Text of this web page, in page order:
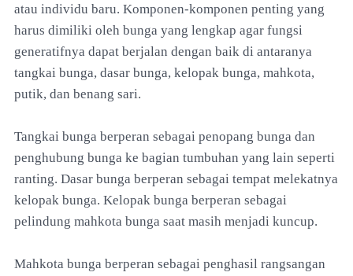
atau individu baru. Komponen-komponen penting yang
harus dimiliki oleh bunga yang lengkap agar fungsi
generatifnya dapat berjalan dengan baik di antaranya
tangkai bunga, dasar bunga, kelopak bunga, mahkota,
putik, dan benang sari.
Tangkai bunga berperan sebagai penopang bunga dan
penghubung bunga ke bagian tumbuhan yang lain seperti
ranting. Dasar bunga berperan sebagai tempat melekatnya
kelopak bunga. Kelopak bunga berperan sebagai
pelindung mahkota bunga saat masih menjadi kuncup.
Mahkota bunga berperan sebagai penghasil rangsangan